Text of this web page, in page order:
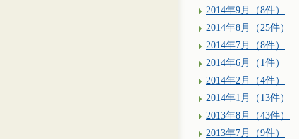
2014年9月（8件）
2014年8月（25件）
2014年7月（8件）
2014年6月（1件）
2014年2月（4件）
2014年1月（13件）
2013年8月（43件）
2013年7月（9件）